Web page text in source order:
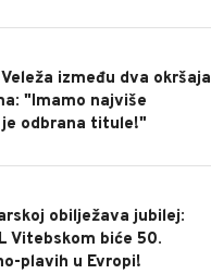
između dva okršaja
"Imamo najviše
odbrana titule!"
obilježava jubilej:
Vitebskom biće 50.
plavih u Evropi!